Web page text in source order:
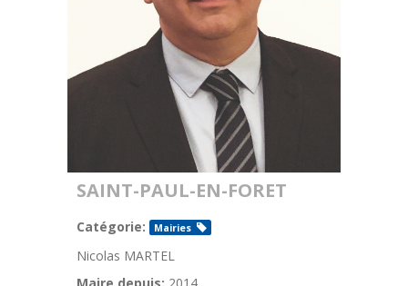
SAINT-PAUL-EN-FORET
Catégorie: Mairies
Nicolas MARTEL